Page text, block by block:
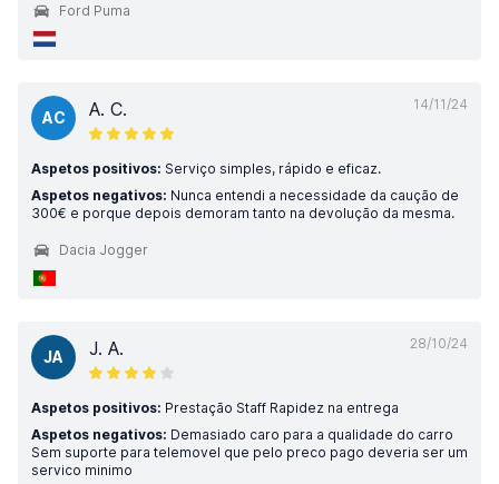
Ford Puma
14/11/24
AC A. C.
Aspetos positivos: Serviço simples, rápido e eficaz.
Aspetos negativos: Nunca entendi a necessidade da caução de
300€ e porque depois demoram tanto na devolução da mesma.
Dacia Jogger
28/10/24
JA J. A.
Aspetos positivos: Prestação Staff Rapidez na entrega
Aspetos negativos: Demasiado caro para a qualidade do carro
Sem suporte para telemovel que pelo preco pago deveria ser um
servico minimo